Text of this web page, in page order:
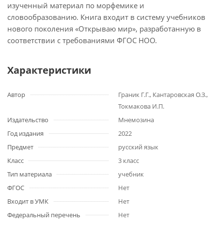
изученный материал по морфемике и
словообразованию. Книга входит в систему учебников
нового поколения «Открываю мир», разработанную в
соответствии с требованиями ФГОС НОО.
Характеристики
Автор
Граник Г.Г., Кантаровская О.З.,
Токмакова И.П.
Издательство
Мнемозина
Год издания
2022
Предмет
русский язык
Класс
3 класс
Тип материала
учебник
ФГОС
Нет
Входит в УМК
Нет
Федеральный перечень
Нет